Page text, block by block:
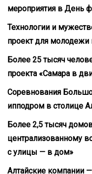
мероприятия в День
Технологии и
проект для молодежи
Более 25 тысяч
проекта «Самара в
Соревнования
ипподром в столице
Более 2,5 тысяч
централизованному
с улицы — в дом»
Алтайские компании